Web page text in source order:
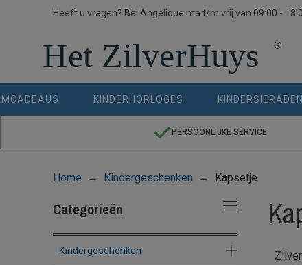
Heeft u vragen? Bel Angelique ma t/m vrij van 09:00 -
KINDERHORLOGES KINDERSIERADEN
PERSOONLIJKE SERVICE
Home Kindergeschenken Kapsetje
Categorieën
Kindergeschenken